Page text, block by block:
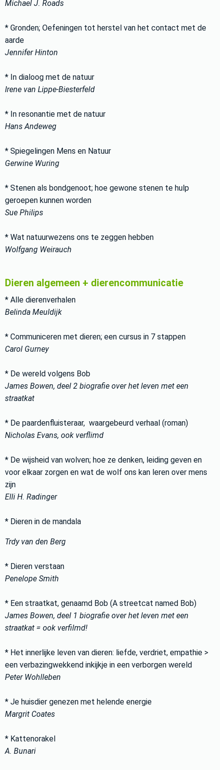
Michael J. Roads
* Gronden; Oefeningen tot herstel van het contact met de
aarde
Jennifer Hinton
* In dialoog met de natuur
Irene van Lippe-Biesterfeld
* In resonantie met de natuur
Hans Andeweg
* Spiegelingen Mens en Natuur
Gerwine Wuring
* Stenen als bondgenoot; hoe gewone stenen te hulp
geroepen kunnen worden
Sue Philips
* Wat natuurwezens ons te zeggen hebben
Wolfgang Weirauch
Dieren algemeen + dierencommunicatie
* Alle dierenverhalen
Belinda Meuldijk
* Communiceren met dieren; een cursus in 7 stappen
Carol Gurney
* De wereld volgens Bob
James Bowen, deel 2 biografie over het leven met een
straatkat
* De paardenfluisteraar, waargebeurd verhaal (roman)
Nicholas Evans, ook verflimd
* De wijsheid van wolven; hoe ze denken, leiding geven en
voor elkaar zorgen en wat de wolf ons kan leren over mens
zijn
Elli H. Radinger
* Dieren in de mandala
Trdy van den Berg
* Dieren verstaan
Penelope Smith
* Een straatkat, genaamd Bob (A streetcat named Bob)
James Bowen, deel 1 biografie over het leven met een
straatkat = ook verfilmd!
* Het innerlijke leven van dieren: liefde, verdriet, empathie >
een verbazingwekkend inkijkje in een verborgen wereld
Peter Wohlleben
* Je huisdier genezen met helende energie
Margrit Coates
* Kattenorakel
A. Bunari